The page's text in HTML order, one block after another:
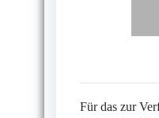
Für das zur